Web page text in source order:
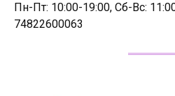
Пн-Пт: 10:00-19:00, Сб-Вс:
74822600063